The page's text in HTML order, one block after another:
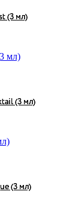
(3 мл)
(3 мл)
(3 мл)